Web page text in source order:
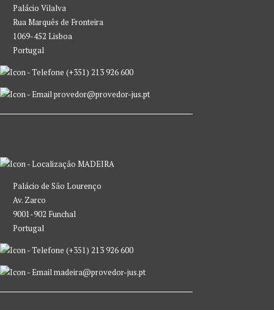
Palácio Vilalva
Rua Marquês de Fronteira
1069-452 Lisboa
Portugal
(+351) 213 926 600
provedor@provedor-jus.pt
MADEIRA
Palácio de São Lourenço
Av. Zarco
9001-902 Funchal
Portugal
(+351) 213 926 600
madeira@provedor-jus.pt